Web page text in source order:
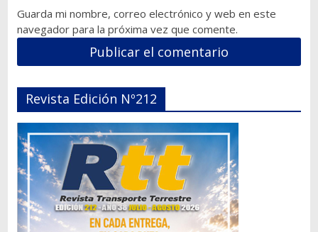
Guarda mi nombre, correo electrónico y web en este
navegador para la próxima vez que comente.
Revista Edición Nº212